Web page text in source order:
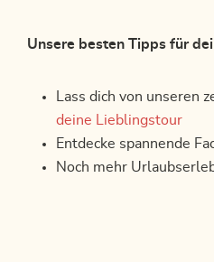
Unsere besten Tipps für
Lass dich von
deine Lieblingstour
Entdecke spannende
Noch mehr